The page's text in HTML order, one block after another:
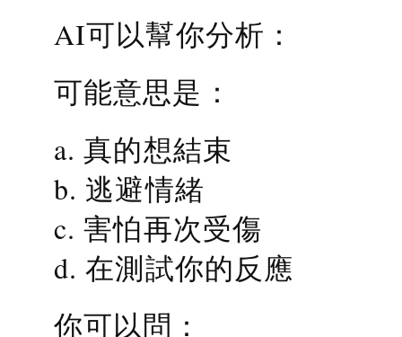
AI可以幫你分析：
可能意思是：
a. 真的想結束
b. 逃避情緒
c. 害怕再次受傷
d. 在測試你的反應
你可以問：